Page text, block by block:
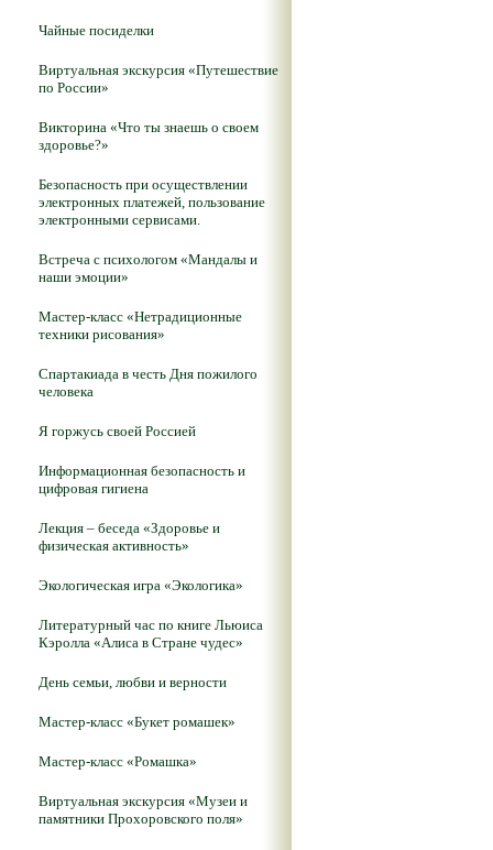
Чайные посиделки
Виртуальная экскурсия «Путешествие
по России»
Викторина «Что ты знаешь о своем
здоровье?»
Безопасность при осуществлении
электронных платежей, пользование
электронными сервисами.
Встреча с психологом «Мандалы и
наши эмоции»
Мастер-класс «Нетрадиционные
техники рисования»
Спартакиада в честь Дня пожилого
человека
Я горжусь своей Россией
Информационная безопасность и
цифровая гигиена
Лекция – беседа «Здоровье и
физическая активность»
Экологическая игра «Экологика»
Литературный час по книге Льюиса
Кэролла «Алиса в Стране чудес»
День семьи, любви и верности
Мастер-класс «Букет ромашек»
Мастер-класс «Ромашка»
Виртуальная экскурсия «Музеи и
памятники Прохоровского поля»